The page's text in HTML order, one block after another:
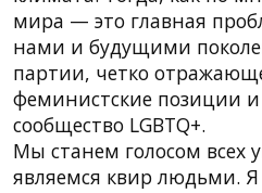
мира — это главная
нами и будущими
партии, четко
феминистские позиции
сообщество LGBTQ+.
Мы станем голосом всех
являемся квир людьми.